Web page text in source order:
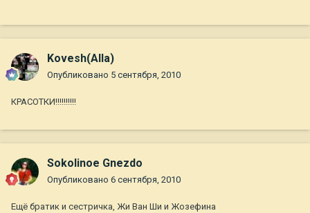
Kovesh(Alla)
Опубликовано 5 сентября, 2010
КРАСОТКИ!!!!!!!!!!
Sokolinoe Gnezdo
Опубликовано 6 сентября, 2010
Ещё братик и сестричка, Жи Ван Ши и Жозефина